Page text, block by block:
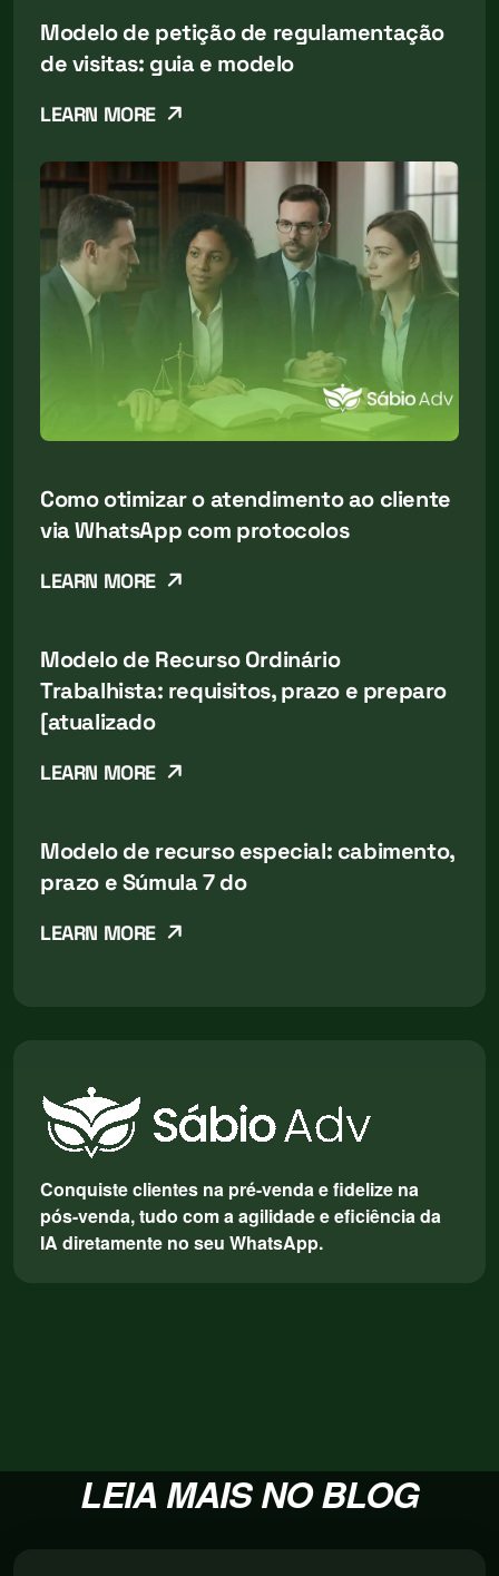
Modelo de petição de regulamentação
de visitas: guia e modelo
LEARN MORE
Como otimizar o atendimento ao cliente
via WhatsApp com protocolos
LEARN MORE
Modelo de Recurso Ordinário
Trabalhista: requisitos, prazo e preparo
[atualizado
LEARN MORE
Modelo de recurso especial: cabimento,
prazo e Súmula 7 do
LEARN MORE
Conquiste clientes na pré-venda e fidelize na
pós-venda, tudo com a agilidade e eficiência da
IA diretamente no seu WhatsApp.
LEIA MAIS NO BLOG